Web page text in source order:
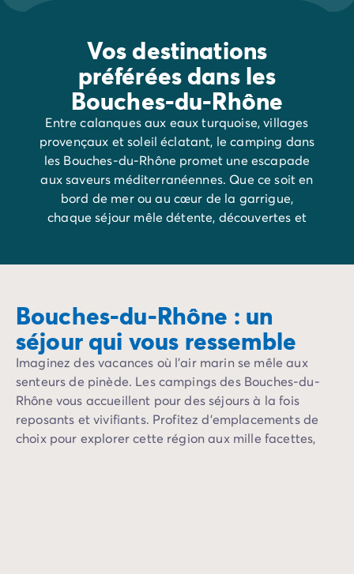
Vos destinations
préférées dans les
Bouches-du-Rhône
Entre calanques aux eaux turquoise, villages
provençaux et soleil éclatant, le camping dans
les Bouches-du-Rhône promet une escapade
aux saveurs méditerranéennes. Que ce soit en
bord de mer ou au cœur de la garrigue,
chaque séjour mêle détente, découvertes et
Bouches-du-Rhône : un
séjour qui vous ressemble
Imaginez des vacances où l’air marin se mêle aux
senteurs de pinède. Les campings des Bouches-du-
Rhône vous accueillent pour des séjours à la fois
reposants et vivifiants. Profitez d’emplacements de
choix pour explorer cette région aux mille facettes,